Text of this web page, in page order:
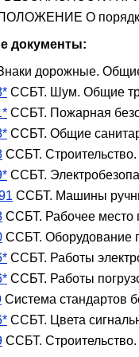
О порядке
документы:
дорожные.
ССБТ. Шум. Общие
ССБТ. Пожарная
ССБТ. Общие
ССБТ.
ССБТ.
ССБТ. Машины
ССБТ. Рабочее место
ССБТ. Оборудование
ССБТ. Работы
ССБТ. Работы
Система стандартов
ССБТ. Цвета
ССБТ.